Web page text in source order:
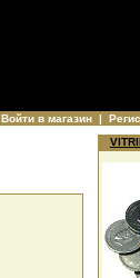
Войти в магазин |